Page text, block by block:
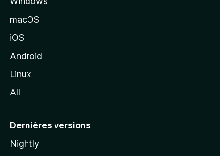
o
z
l
macOS
iOS
Android
Linux
All
Dernières versions
Nightly